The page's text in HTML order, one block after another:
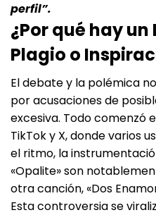
perfil”.
¿Por qué hay
Plagio o
El debate y la polémica
por acusaciones de
excesiva. Todo comenzó
TikTok y X, donde varios
el ritmo, la
«Opalite» son
otra canción, «Dos
Esta controversia se